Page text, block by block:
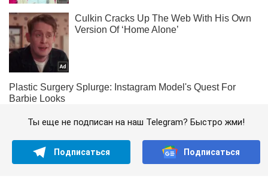
Ты еще не подписан на наш Telegram? Быстро жми!
Подписаться Подписаться